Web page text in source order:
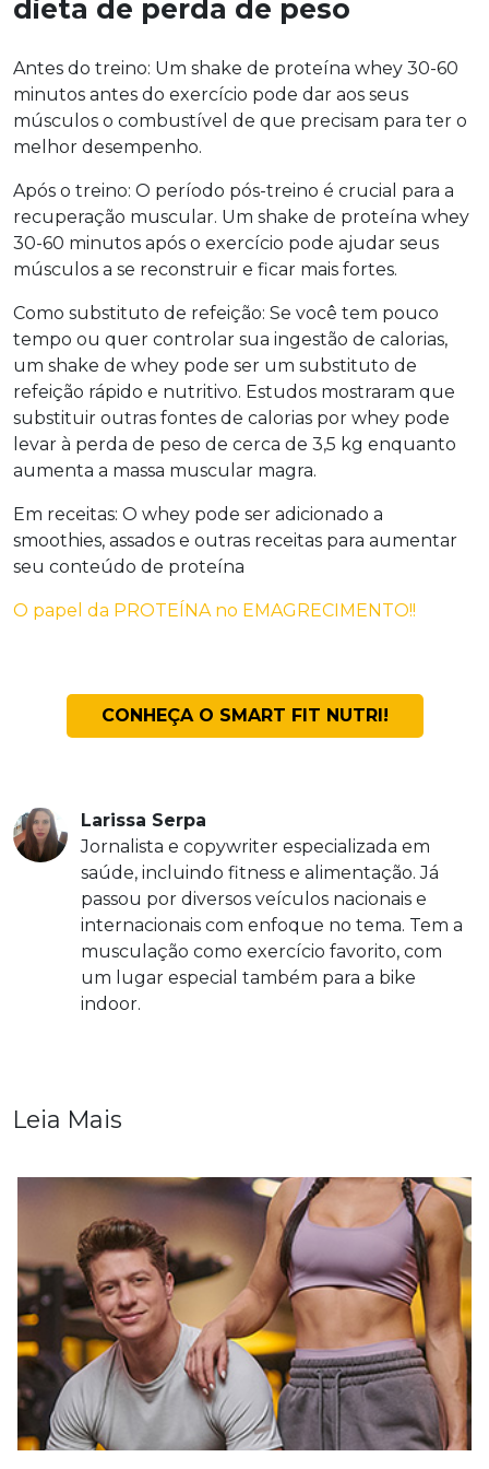
dieta de perda de peso
Antes do treino: Um shake de proteína whey 30-60
minutos antes do exercício pode dar aos seus
músculos o combustível de que precisam para ter o
melhor desempenho.
Após o treino: O período pós-treino é crucial para a
recuperação muscular. Um shake de proteína whey
30-60 minutos após o exercício pode ajudar seus
músculos a se reconstruir e ficar mais fortes.
Como substituto de refeição: Se você tem pouco
tempo ou quer controlar sua ingestão de calorias,
um shake de whey pode ser um substituto de
refeição rápido e nutritivo. Estudos mostraram que
substituir outras fontes de calorias por whey pode
levar à perda de peso de cerca de 3,5 kg enquanto
aumenta a massa muscular magra.
Em receitas: O whey pode ser adicionado a
smoothies, assados ​​e outras receitas para aumentar
seu conteúdo de proteína
O papel da PROTEÍNA no EMAGRECIMENTO!!
CONHEÇA O SMART FIT NUTRI!
Larissa Serpa
Jornalista e copywriter especializada em
saúde, incluindo fitness e alimentação. Já
passou por diversos veículos nacionais e
internacionais com enfoque no tema. Tem a
musculação como exercício favorito, com
um lugar especial também para a bike
indoor.
Leia Mais